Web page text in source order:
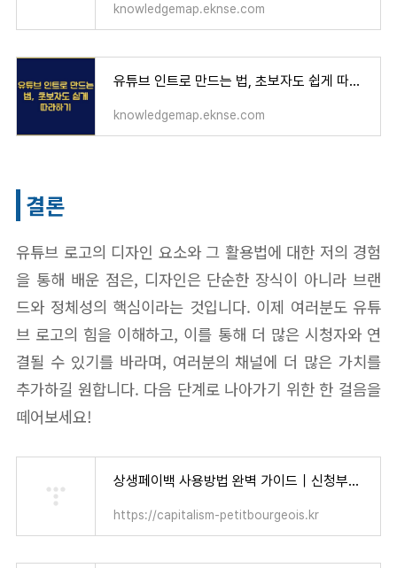
knowledgemap.eknse.com
유튜브 인트로 만드는 법, 초보자도 쉽게 따라하기
knowledgemap.eknse.com
결론
유튜브 로고의 디자인 요소와 그 활용법에 대한 저의 경험
을 통해 배운 점은, 디자인은 단순한 장식이 아니라 브랜
드와 정체성의 핵심이라는 것입니다. 이제 여러분도 유튜
브 로고의 힘을 이해하고, 이를 통해 더 많은 시청자와 연
결될 수 있기를 바라며, 여러분의 채널에 더 많은 가치를
추가하길 원합니다. 다음 단계로 나아가기 위한 한 걸음을
떼어보세요!
상생페이백 사용방법 완벽 가이드｜신청부터 사용처까지 한 번에 정리! - 자본주의 소시민
https://capitalism-petitbourgeois.kr